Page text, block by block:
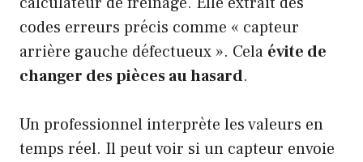
codes erreurs précis comme « capteur
arrière gauche défectueux ». Cela évite de
changer des pièces au hasard.
Un professionnel interprète les valeurs en
temps réel. Il peut voir si un capteur envoie